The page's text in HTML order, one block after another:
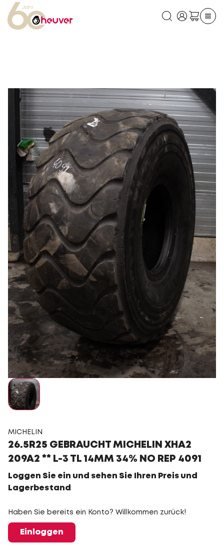
MICHELIN
26.5R25 GEBRAUCHT MICHELIN XHA2
209A2 ** L-3 TL 14MM 34% NO REP 4091
Loggen Sie ein und sehen Sie Ihren Preis und
Lagerbestand
Haben Sie bereits ein Konto? Willkommen zurück!
Einloggen